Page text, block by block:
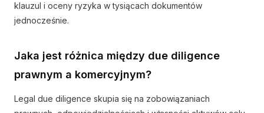
klauzul i oceny ryzyka w tysiącach dokumentów
jednocześnie.
Jaka jest różnica między due diligence
prawnym a komercyjnym?
Legal due diligence skupia się na zobowiązaniach